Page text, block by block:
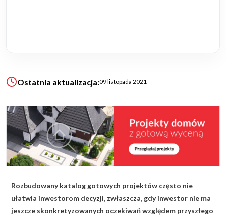
Ogrody
KALKULATOR BUDOWY
BLOG
O NAS
KONAKT
ZAPISZ SIĘ
Ostatnia aktualizacja:09 listopada 2021
Rozbudowany katalog gotowych projektów często nie
ułatwia inwestorom decyzji, zwłaszcza, gdy inwestor nie ma
jeszcze skonkretyzowanych oczekiwań względem przyszłego